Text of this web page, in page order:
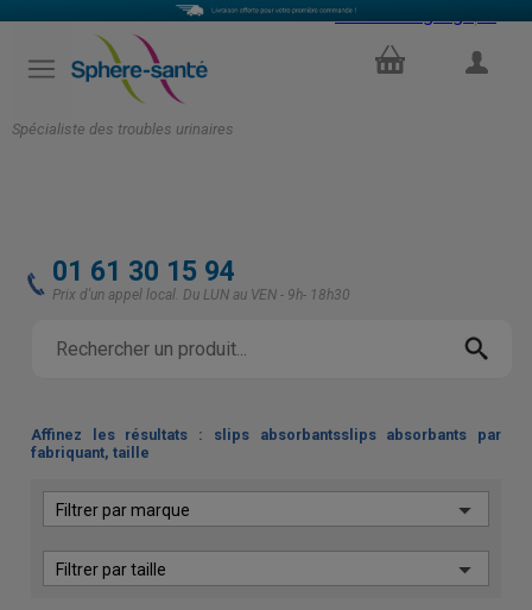
Spécialiste des troubles urinaires
Select Language
PANIER
01 61 30 15 94
Prix d'un appel local. Du LUN au VEN - 9h- 18h30
Affinez les résultats : slips absorbantsslips absorbants par
fabriquant, taille